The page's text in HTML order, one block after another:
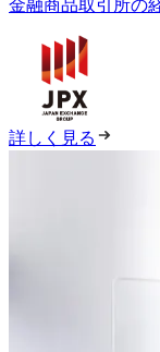
金融商品取引所の
詳しく見る